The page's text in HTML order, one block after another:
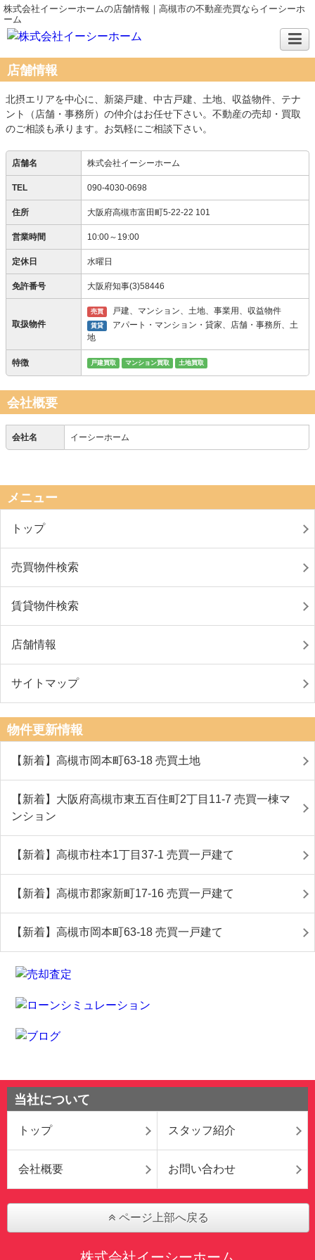
株式会社イーシーホームの店舗情報｜高槻市の不動産売買ならイーシーホ
ーム
店舗情報
北摂エリアを中心に、新築戸建、中古戸建、土地、収益物件、テナ
ント（店舗・事務所）の仲介はお任せ下さい。不動産の売却・買取
のご相談も承ります。お気軽にご相談下さい。
店舗名 株式会社イーシーホーム
TEL 090-4030-0698
住所 大阪府高槻市富田町5-22-22 101
営業時間 10:00～19:00
定休日 水曜日
免許番号 大阪府知事(3)58446
取扱物件
売買 戸建、マンション、土地、事業用、収益物件
賃貸
アパート・マンション・貸家、店舗・事務所、土
地
特徴 戸建買取 マンション買取 土地買取
会社概要
会社名 イーシーホーム
メニュー
トップ
売買物件検索
賃貸物件検索
店舗情報
サイトマップ
物件更新情報
【新着】高槻市岡本町63-18 売買土地
【新着】大阪府高槻市東五百住町2丁目11-7 売買一棟マ
ンション
【新着】高槻市柱本1丁目37-1 売買一戸建て
【新着】高槻市郡家新町17-16 売買一戸建て
【新着】高槻市岡本町63-18 売買一戸建て
当社について
トップ スタッフ紹介
会社概要 お問い合わせ
ページ上部へ戻る